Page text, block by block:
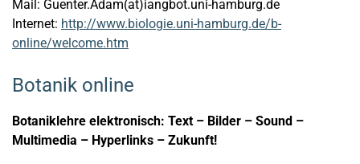
Mail: Guenter.Adam(at)iangbot.uni-hamburg.de
Internet: http://www.biologie.uni-hamburg.de/b-
online/welcome.htm
Botanik online
Botaniklehre elektronisch: Text – Bilder – Sound –
Multimedia – Hyperlinks – Zukunft!